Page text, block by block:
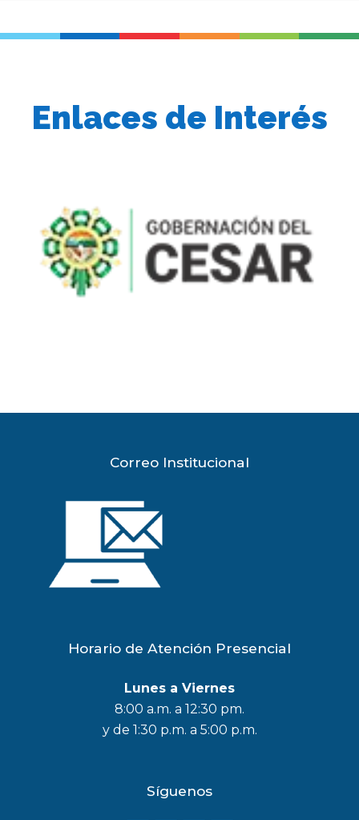
Enlaces de Interés
Correo Institucional
Horario de Atención Presencial
Lunes a Viernes
8:00 a.m. a 12:30 pm.
y de 1:30 p.m. a 5:00 p.m.
Síguenos